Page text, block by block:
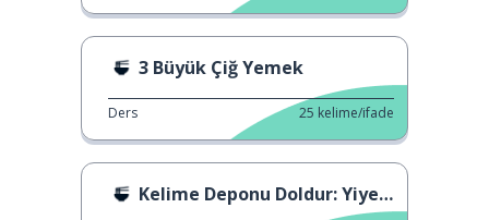
3 Büyük Çiğ Yemek
Ders 25 kelime/ifade
Kelime Deponu Doldur: Yiyecek